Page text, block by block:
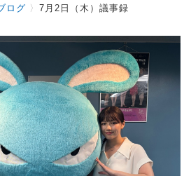
ログ 〉7月2日（木）議事録